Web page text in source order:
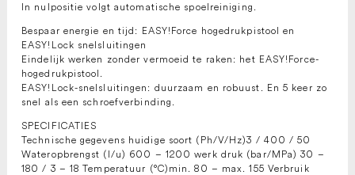
In nulpositie volgt automatische spoelreiniging.
Bespaar energie en tijd: EASY!Force hogedrukpistool en
EASY!Lock snelsluitingen
Eindelijk werken zonder vermoeid te raken: het EASY!Force-
hogedrukpistool.
EASY!Lock-snelsluitingen: duurzaam en robuust. En 5 keer zo
snel als een schroefverbinding.
SPECIFICATIES
Technische gegevens huidige soort (Ph/V/Hz)3 / 400 / 50
Wateropbrengst (l/u) 600 – 1200 werk druk (bar/MPa) 30 –
180 / 3 – 18 Temperatuur (°C)min. 80 – max. 155 Verbruik